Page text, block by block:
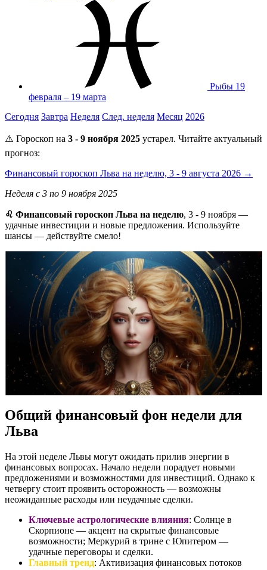
Рыбы 19
февраля – 19 марта
Сегодня Завтра Неделя След. неделя Месяц 2026
⚠️ Гороскоп на 3 - 9 ноября 2025 устарел. Читайте актуальный
прогноз:
Финансовый гороскоп Льва на неделю, 3 - 9 августа 2026 →
Неделя с 3 по 9 ноября 2025
♌ Финансовый гороскоп Льва на неделю, 3 - 9 ноября —
удачные инвестиции и новые предложения. Используйте
шансы — действуйте смело!
Общий финансовый фон недели для
Льва
На этой неделе Львы могут ожидать прилив энергии в
финансовых вопросах. Начало недели порадует новыми
предложениями и возможностями для инвестиций. Однако к
четвергу стоит проявить осторожность — возможны
неожиданные расходы или неудачные сделки.
Ключевые астрологические влияния: Солнце в
Скорпионе — акцент на скрытые финансовые
возможности; Меркурий в трине с Юпитером —
удачные переговоры и сделки.
Главный тренд: Активизация финансовых потоков